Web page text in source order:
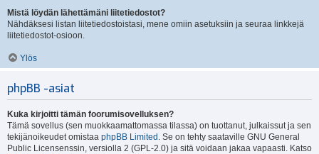
Mistä löydän lähettämäni liitetiedostot?
Nähdäksesi listan liitetiedostoistasi, mene omiin asetuksiin ja seuraa linkkejä
liitetiedostot-osioon.
Ylös
phpBB -asiat
Kuka kirjoitti tämän foorumisovelluksen?
Tämä sovellus (sen muokkaamattomassa tilassa) on tuottanut, julkaissut ja sen
tekijänoikeudet omistaa phpBB Limited . Se on tehty saataville GNU General
Public Licensenssin, versiolla 2 (GPL-2.0) ja sitä voidaan jakaa vapaasti. Katso